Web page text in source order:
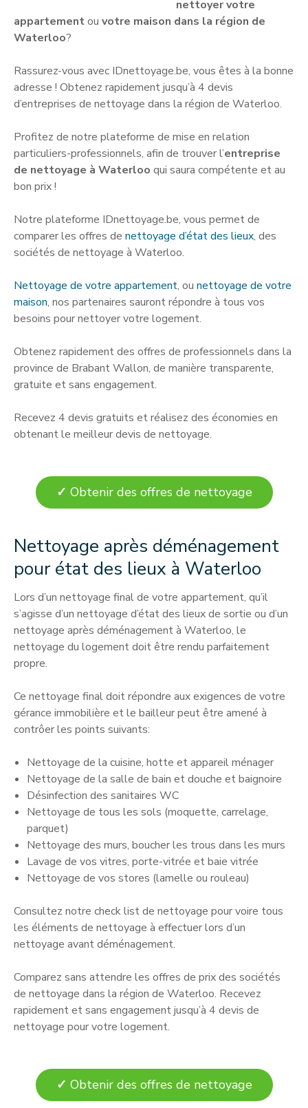
nettoyer votre
appartementou votre maison dans la région de
Waterloo?
Rassurez-vous avec IDnettoyage.be, vous êtes à la bonne
adresse ! Obtenez rapidement jusqu’à 4 devis
d’entreprises de nettoyage dans la région de Waterloo.
Profitez de notre plateforme de mise en relation
particuliers-professionnels, afin de trouver l’entreprise
de nettoyage à Waterloo qui saura compétente et au
bon prix !
Notre plateforme IDnettoyage.be, vous permet de
comparer les offres de nettoyage d’état des lieux, des
sociétés de nettoyage à Waterloo.
Nettoyage de votre appartement, ou nettoyage de votre
maison, nos partenaires sauront répondre à tous vos
besoins pour nettoyer votre logement.
Obtenez rapidement des offres de professionnels dans la
province de Brabant Wallon, de manière transparente,
gratuite et sans engagement.
Recevez 4 devis gratuits et réalisez des économies en
obtenant le meilleur devis de nettoyage.
✓ Obtenir des offres de nettoyage
Nettoyage après déménagement
pour état des lieux à Waterloo
Lors d’un nettoyage final de votre appartement, qu’il
s’agisse d’un nettoyage d’état des lieux de sortie ou d’un
nettoyage après déménagement à Waterloo, le
nettoyage du logement doit être rendu parfaitement
propre.
Ce nettoyage final doit répondre aux exigences de votre
gérance immobilière et le bailleur peut être amené à
contrôer les points suivants:
Nettoyage de la cuisine, hotte et appareil ménager
Nettoyage de la salle de bain et douche et baignoire
Désinfection des sanitaires WC
Nettoyage de tous les sols (moquette, carrelage,
parquet)
Nettoyage des murs, boucher les trous dans les murs
Lavage de vos vitres, porte-vitrée et baie vitrée
Nettoyage de vos stores (lamelle ou rouleau)
Consultez notre check list de nettoyage pour voire tous
les éléments de nettoyage à effectuer lors d’un
nettoyage avant déménagement.
Comparez sans attendre les offres de prix des sociétés
de nettoyage dans la région de Waterloo. Recevez
rapidement et sans engagement jusqu’à 4 devis de
nettoyage pour votre logement.
✓ Obtenir des offres de nettoyage